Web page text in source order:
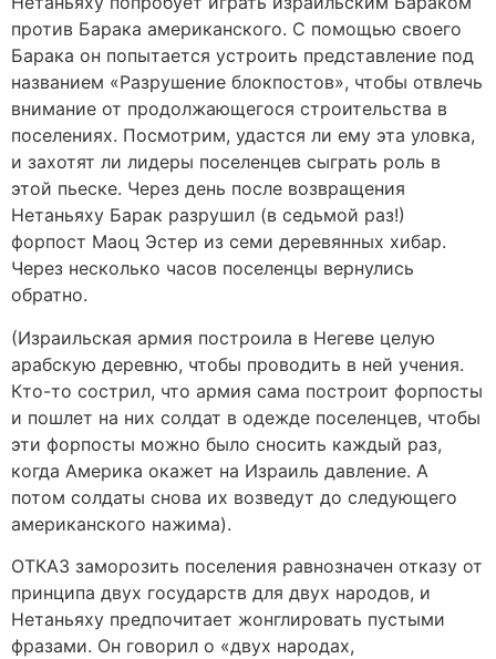
против Барака американского. С помощью своего
Барака он попытается устроить представление под
названием «Разрушение блокпостов», чтобы отвлечь
внимание от продолжающегося строительства в
поселениях. Посмотрим, удастся ли ему эта уловка,
и захотят ли лидеры поселенцев сыграть роль в
этой пьеске. Через день после возвращения
Нетаньяху Барак разрушил (в седьмой раз!)
форпост Маоц Эстер из семи деревянных хибар.
Через несколько часов поселенцы вернулись
обратно.
(Израильская армия построила в Негеве целую
арабскую деревню, чтобы проводить в ней учения.
Кто-то сострил, что армия сама построит форпосты
и пошлет на них солдат в одежде поселенцев, чтобы
эти форпосты можно было сносить каждый раз,
когда Америка окажет на Израиль давление. А
потом солдаты снова их возведут до следующего
американского нажима).
ОТКАЗ заморозить поселения равнозначен отказу от
принципа двух государств для двух народов, и
Нетаньяху предпочитает жонглировать пустыми
фразами. Он говорил о «двух народах,